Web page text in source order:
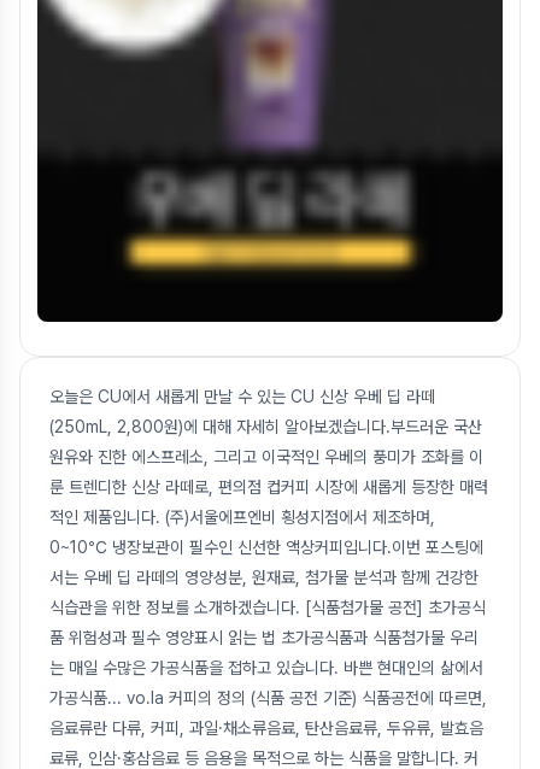
오늘은 CU에서 새롭게 만날 수 있는 CU 신상 우베 딥 라떼
(250mL, 2,800원)에 대해 자세히 알아보겠습니다.부드러운 국산
원유와 진한 에스프레소, 그리고 이국적인 우베의 풍미가 조화를 이
룬 트렌디한 신상 라떼로, 편의점 컵커피 시장에 새롭게 등장한 매력
적인 제품입니다. (주)서울에프엔비 횡성지점에서 제조하며,
0~10℃ 냉장보관이 필수인 신선한 액상커피입니다.이번 포스팅에
서는 우베 딥 라떼의 영양성분, 원재료, 첨가물 분석과 함께 건강한
식습관을 위한 정보를 소개하겠습니다. [식품첨가물 공전] 초가공식
품 위험성과 필수 영양표시 읽는 법 초가공식품과 식품첨가물 우리
는 매일 수많은 가공식품을 접하고 있습니다. 바쁜 현대인의 삶에서
가공식품... vo.la 커피의 정의 (식품 공전 기준) 식품공전에 따르면,
음료류란 다류, 커피, 과일·채소류음료, 탄산음료류, 두유류, 발효음
료류, 인삼·홍삼음료 등 음용을 목적으로 하는 식품을 말합니다. 커